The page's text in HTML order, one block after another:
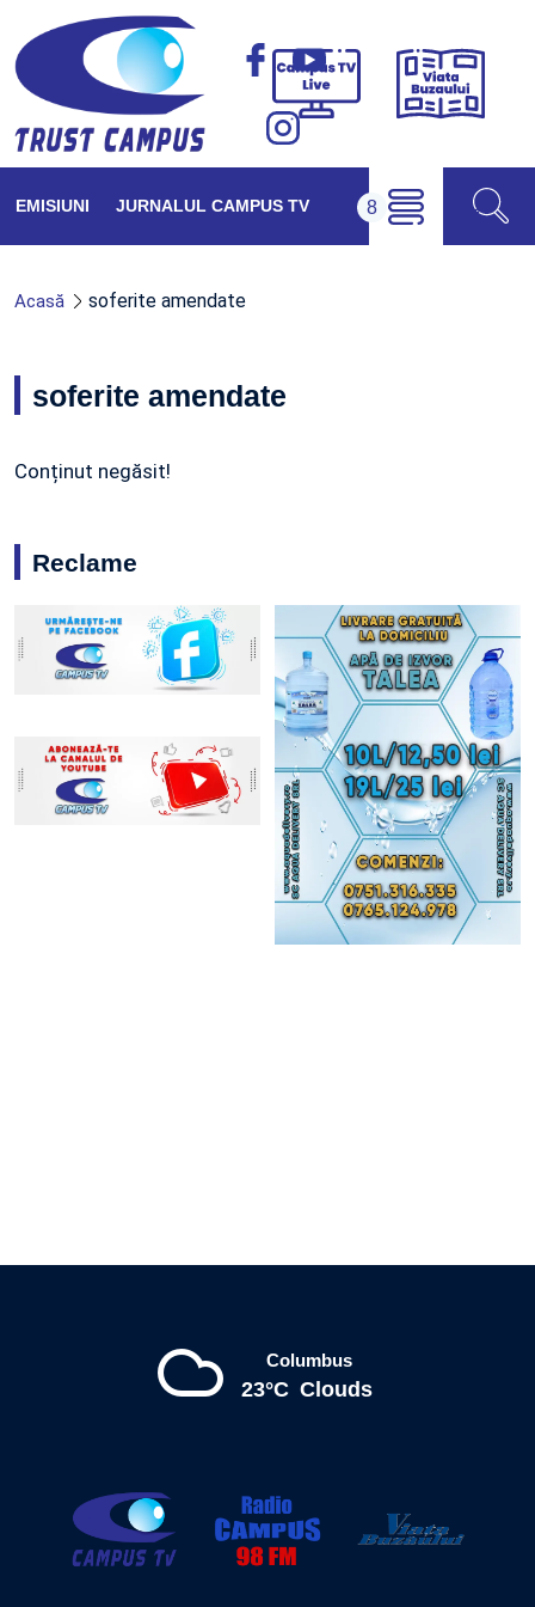
Campus
Viața
EMISIUNI JURNALUL CAMPUS TV
Acasă soferite amendate
soferite amendate
Conținut negăsit!
Reclame
Columbus
23°C Clouds